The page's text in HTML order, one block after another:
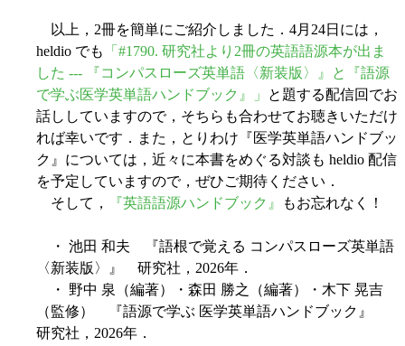
以上，2冊を簡単にご紹介しました．4月24日には，
heldio でも
「#1790. 研究社より2冊の英語語源本が出ま
した --- 『コンパスローズ英単語〈新装版〉』と『語源
で学ぶ医学英単語ハンドブック』」
と題する配信回でお
話ししていますので，そちらも合わせてお聴きいただけ
れば幸いです．また，とりわけ『医学英単語ハンドブッ
ク』については，近々に本書をめぐる対談も heldio 配信
を予定していますので，ぜひご期待ください．
そして，
『英語語源ハンドブック』 もお忘れなく！
・ 池田 和夫 『語根で覚える コンパスローズ英単語
〈新装版〉』 研究社，2026年．
・ 野中 泉（編著）・森田 勝之（編著）・木下 晃吉
（監修） 『語源で学ぶ 医学英単語ハンドブック』
研究社，2026年．